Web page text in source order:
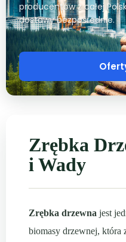
producentów z całej
dostawy bezpośrednie.
Zrębka
i Wady
Zrębka drzewna jest
biomasy drzewnej, która